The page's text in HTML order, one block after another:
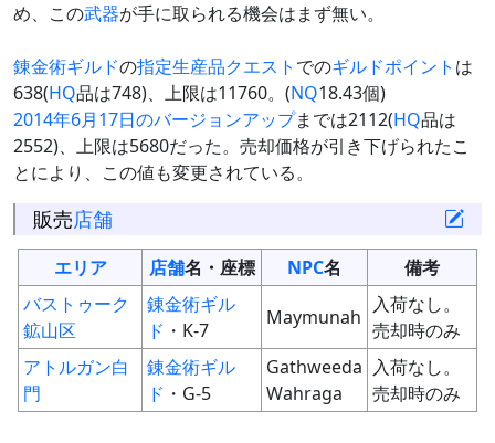
め、この武器が手に取られる機会はまず無い。
錬金術ギルドの指定生産品クエスト でのギルドポイント は
638(HQ品は748)、上限は11760。(NQ18.43個)
2014年6月17日のバージョンアップまでは2112(HQ品は
2552)、上限は5680だった。売却価格が引き下げられたこ
とにより、この値も変更されている。
販売店舗
エリア 店舗名・座標 NPC名
備考
バストゥーク
鉱山区
錬金術ギル
ド ・K-7
Maymunah
入荷なし。
売却時のみ
アトルガン白
門
錬金術ギル
ド ・G-5
Gathweeda
Wahraga
入荷なし。
売却時のみ